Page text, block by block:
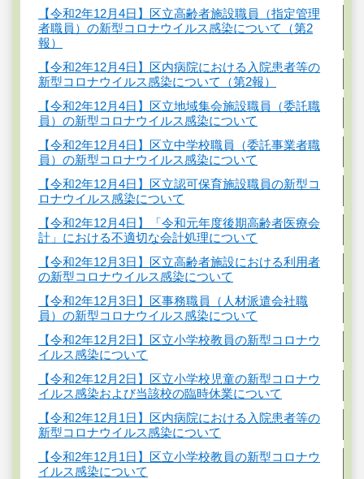
【令和2年12月4日】区立高齢者施設職員（指定管理
者職員）の新型コロナウイルス感染について（第2
報）
【令和2年12月4日】区内病院における入院患者等の
新型コロナウイルス感染について（第2報）
【令和2年12月4日】区立地域集会施設職員（委託職
員）の新型コロナウイルス感染について
【令和2年12月4日】区立中学校職員（委託事業者職
員）の新型コロナウイルス感染について
【令和2年12月4日】区立認可保育施設職員の新型コ
ロナウイルス感染について
【令和2年12月4日】「令和元年度後期高齢者医療会
計」における不適切な会計処理について
【令和2年12月3日】区立高齢者施設における利用者
の新型コロナウイルス感染について
【令和2年12月3日】区事務職員（人材派遣会社職
員）の新型コロナウイルス感染について
【令和2年12月2日】区立小学校教員の新型コロナウ
イルス感染について
【令和2年12月2日】区立小学校児童の新型コロナウ
イルス感染および当該校の臨時休業について
【令和2年12月1日】区内病院における入院患者等の
新型コロナウイルス感染について
【令和2年12月1日】区立小学校教員の新型コロナウ
イルス感染について